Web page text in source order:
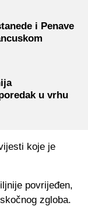
i Penave
u vrhu
koje je
povrijeđen,
zgloba.